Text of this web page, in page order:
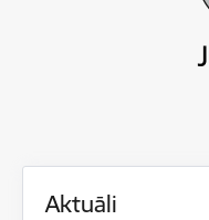
Aktuāli